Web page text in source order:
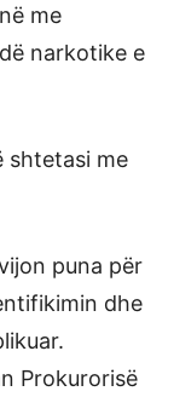
me
narkotike e
shtetasi me
puna për
dhe
Prokurorisë